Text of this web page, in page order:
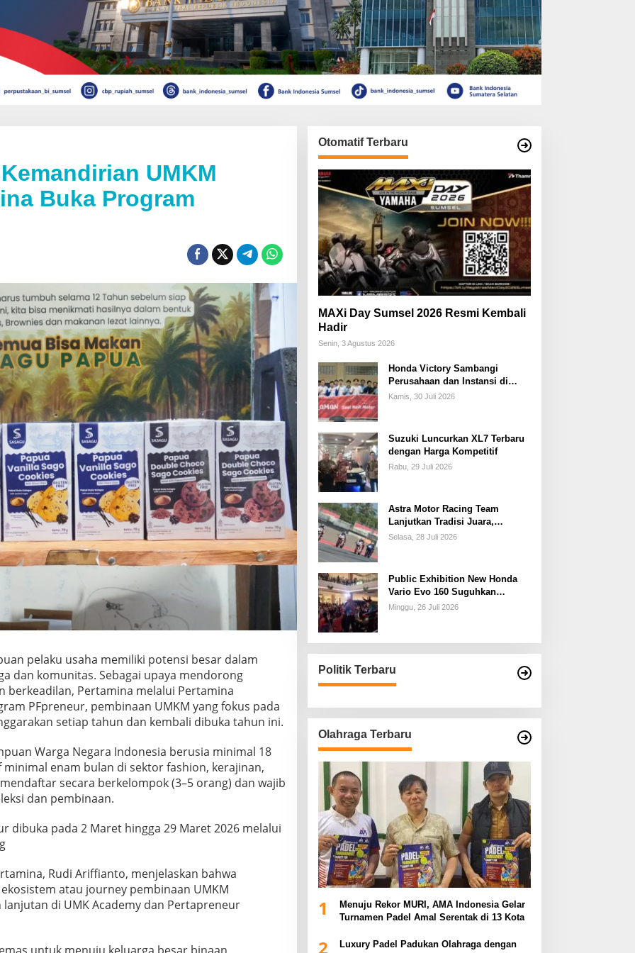
UMKM
Buka Program
pelaku usaha memiliki potensi besar dalam
dan komunitas. Sebagai upaya mendorong
berkeadilan, Pertamina melalui Pertamina
PFpreneur, pembinaan UMKM yang fokus pada
setiap tahun dan kembali dibuka tahun ini.
Warga Negara Indonesia berusia minimal 18
enam bulan di sektor fashion, kerajinan,
secara berkelompok (3–5 orang) dan wajib
dan pembinaan.
dibuka pada 2 Maret hingga 29 Maret 2026 melalui
Rudi Ariffianto, menjelaskan bahwa
atau journey pembinaan UMKM
di UMK Academy dan Pertapreneur
untuk menuju keluarga besar binaan
Otomatif Terbaru
MAXi Day Sumsel 2026 Resmi Kembali
Hadir
Senin, 3 Agustus 2026
Honda Victory Sambangi
Perusahaan dan Instansi di
Sumsel
Kamis, 30 Juli 2026
Suzuki Luncurkan XL7 Terbaru
dengan Harga Kompetitif
Rabu, 29 Juli 2026
Astra Motor Racing Team
Lanjutkan Tradisi Juara,
Kumpulkan 7 Podium di
Selasa, 28 Juli 2026
Public Exhibition New Honda
Vario Evo 160 Suguhkan
Beragam Hiburan dan Inspirasi
Minggu, 26 Juli 2026
Politik Terbaru
Olahraga Terbaru
1
Menuju Rekor MURI, AMA Indonesia Gelar
Turnamen Padel Amal Serentak di 13 Kota
2
Luxury Padel Padukan Olahraga dengan